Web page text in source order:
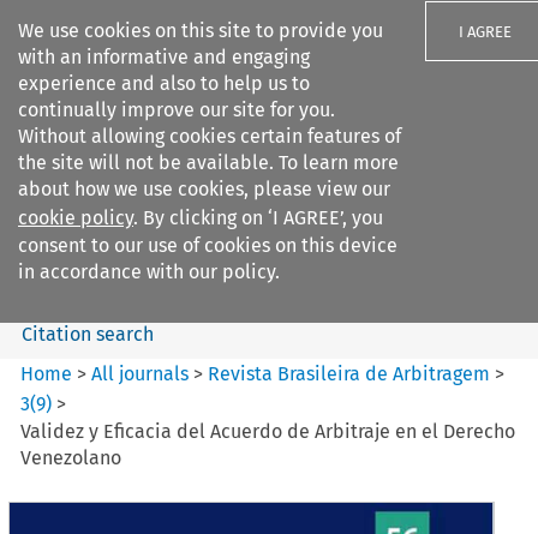
We use cookies on this site to provide you
with an informative and engaging
experience and also to help us to
continually improve our site for you.
Without allowing cookies certain features of
the site will not be available. To learn more
about how we use cookies, please view our
cookie policy. By clicking on ‘I AGREE’, you
consent to our use of cookies on this device
in accordance with our policy.
I AGREE
Search filters
Revista Brasileira de
Arbitragem
Search content
Citation search
Home >All journals > Revista Brasileira de Arbitragem >
3(9) >
Validez y Eficacia del Acuerdo de Arbitraje en el Derecho
Venezolano